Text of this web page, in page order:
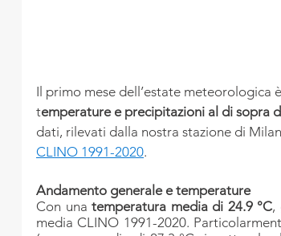
Il primo mese dell’estate meteorologica
temperature e precipitazioni al di sopra
dati, rilevati dalla nostra stazione di
CLINO 1991-2020.
Andamento generale e temperature
Con una temperatura media di 24.9 °C,
media CLINO 1991-2020.